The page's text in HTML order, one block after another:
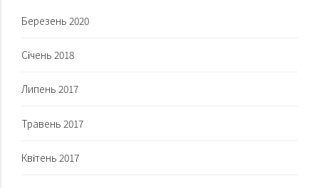
Березень 2020
Січень 2018
Липень 2017
Травень 2017
Квітень 2017